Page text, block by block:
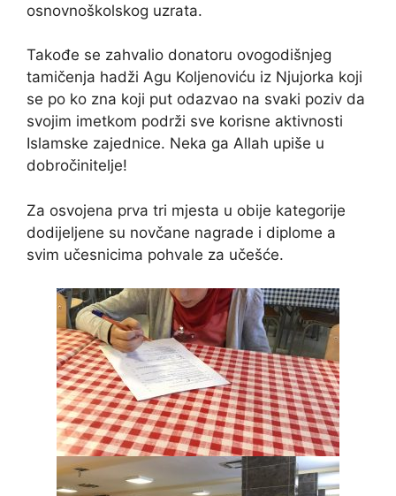
osnovnoškolskog uzrata.
Takođe se zahvalio donatoru ovogodišnjeg
tamičenja hadži Agu Koljenoviću iz Njujorka koji
se po ko zna koji put odazvao na svaki poziv da
svojim imetkom podrži sve korisne aktivnosti
Islamske zajednice. Neka ga Allah upiše u
dobročinitelje!
Za osvojena prva tri mjesta u obije kategorije
dodijeljene su novčane nagrade i diplome a
svim učesnicima pohvale za učešće.